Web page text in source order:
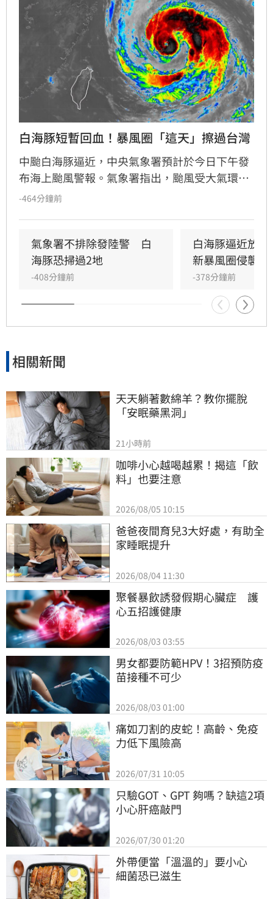
白海豚短暫回血！暴風圈「這天」擦過台灣
中颱白海豚逼近，中央氣象署預計於今日下午發
布海上颱風警報。氣象署指出，颱風受大氣環境
影響持續偏西移動，週末將是距離台灣最近的時
區需嚴防豪雨，東北部及中南部亦有局部大雨與
陣雨風險。週六晚間至週日是影響最劇烈期間，
民眾務必留意最新氣象資訊，並做好防颱準備，
特別是馬祖地區與北部沿海民眾應加強戒備。
-464分鐘前
氣象署不排除發陸警　白
海豚恐掃過2地
-408分鐘前
白海豚逼近放
新暴風圈侵襲率
-378分鐘前
相關新聞
天天躺著數綿羊？教你擺脫
「安眠藥黑洞」
21小時前
咖啡小心越喝越累！揭這「飲
料」也要注意
2026/08/05 10:15
爸爸夜間育兒3大好處，有助全
家睡眠提升
2026/08/04 11:30
聚餐暴飲誘發假期心臟症　護
心五招護健康
2026/08/03 03:55
男女都要防範HPV！3招預防疫
苗接種不可少
2026/08/03 01:00
痛如刀割的皮蛇！高齡、免疫
力低下風險高
2026/07/31 10:05
只驗GOT、GPT 夠嗎？缺這2項
小心肝癌敲門
2026/07/30 01:20
外帶便當「溫溫的」要小心
細菌恐已滋生